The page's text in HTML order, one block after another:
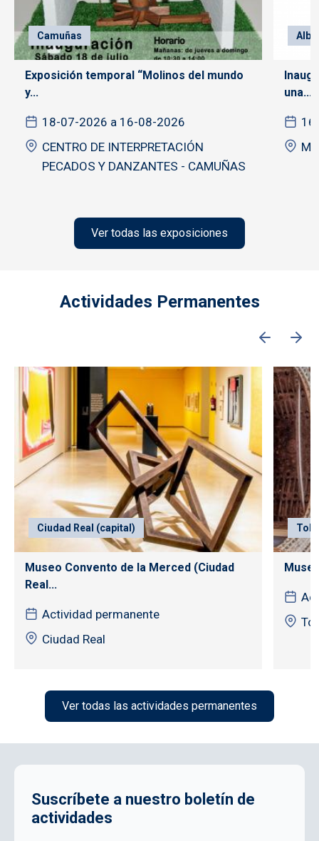
Camuñas
Exposición temporal “Molinos del mundo
y...
18-07-2026 a 16-08-2026
CENTRO DE INTERPRETACIÓN
PECADOS Y DANZANTES - CAMUÑAS
una...
Ver todas las exposiciones
Actividades Permanentes
Ciudad Real (capital)
Museo Convento de la Merced (Ciudad
Real...
Actividad permanente
Ciudad Real
Ver todas las actividades permanentes
Suscríbete a nuestro boletín de
actividades